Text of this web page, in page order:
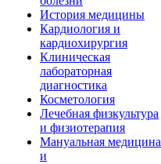
История медицины
Кардиология и
кардиохирургия
Клиническая
лабораторная
диагностика
Косметология
Лечебная физкультура
и физиотерапия
Мануальная медицина
и